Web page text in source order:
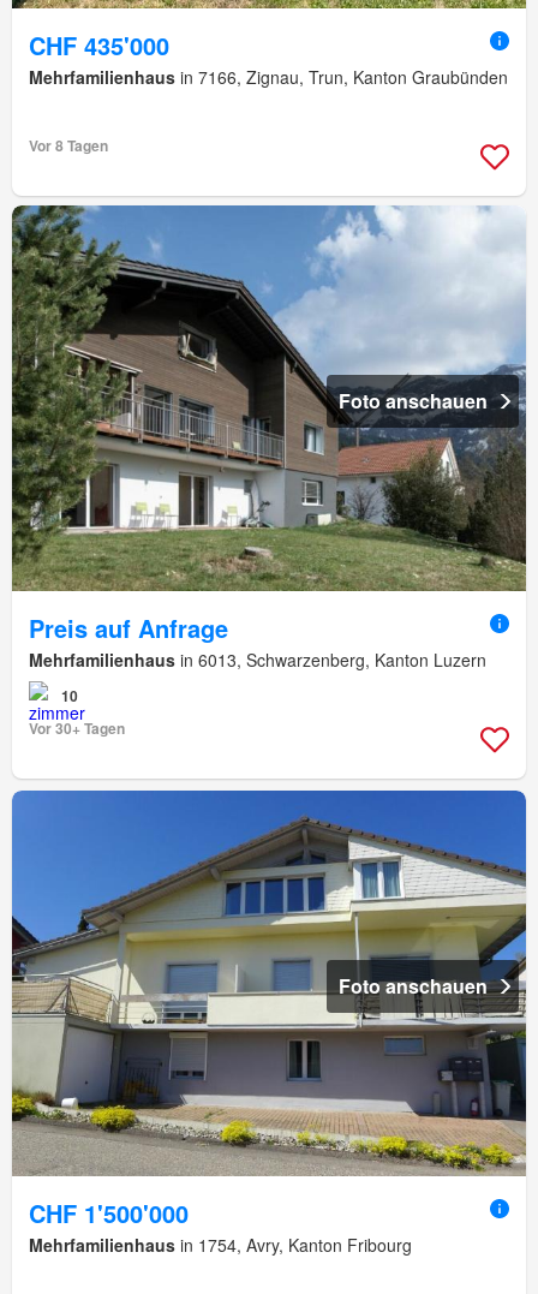
CHF 435'000
Mehrfamilienhaus in 7166, Zignau, Trun, Kanton Graubünden
Vor 8 Tagen
Foto anschauen
Preis auf Anfrage
Mehrfamilienhaus in 6013, Schwarzenberg, Kanton Luzern
10
Vor 30+ Tagen
Foto anschauen
CHF 1'500'000
Mehrfamilienhaus in 1754, Avry, Kanton Fribourg